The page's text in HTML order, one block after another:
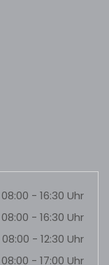
08:00 - 16:30 Uhr
08:00 - 16:30 Uhr
08:00 - 12:30 Uhr
08:00 - 17:00 Uhr